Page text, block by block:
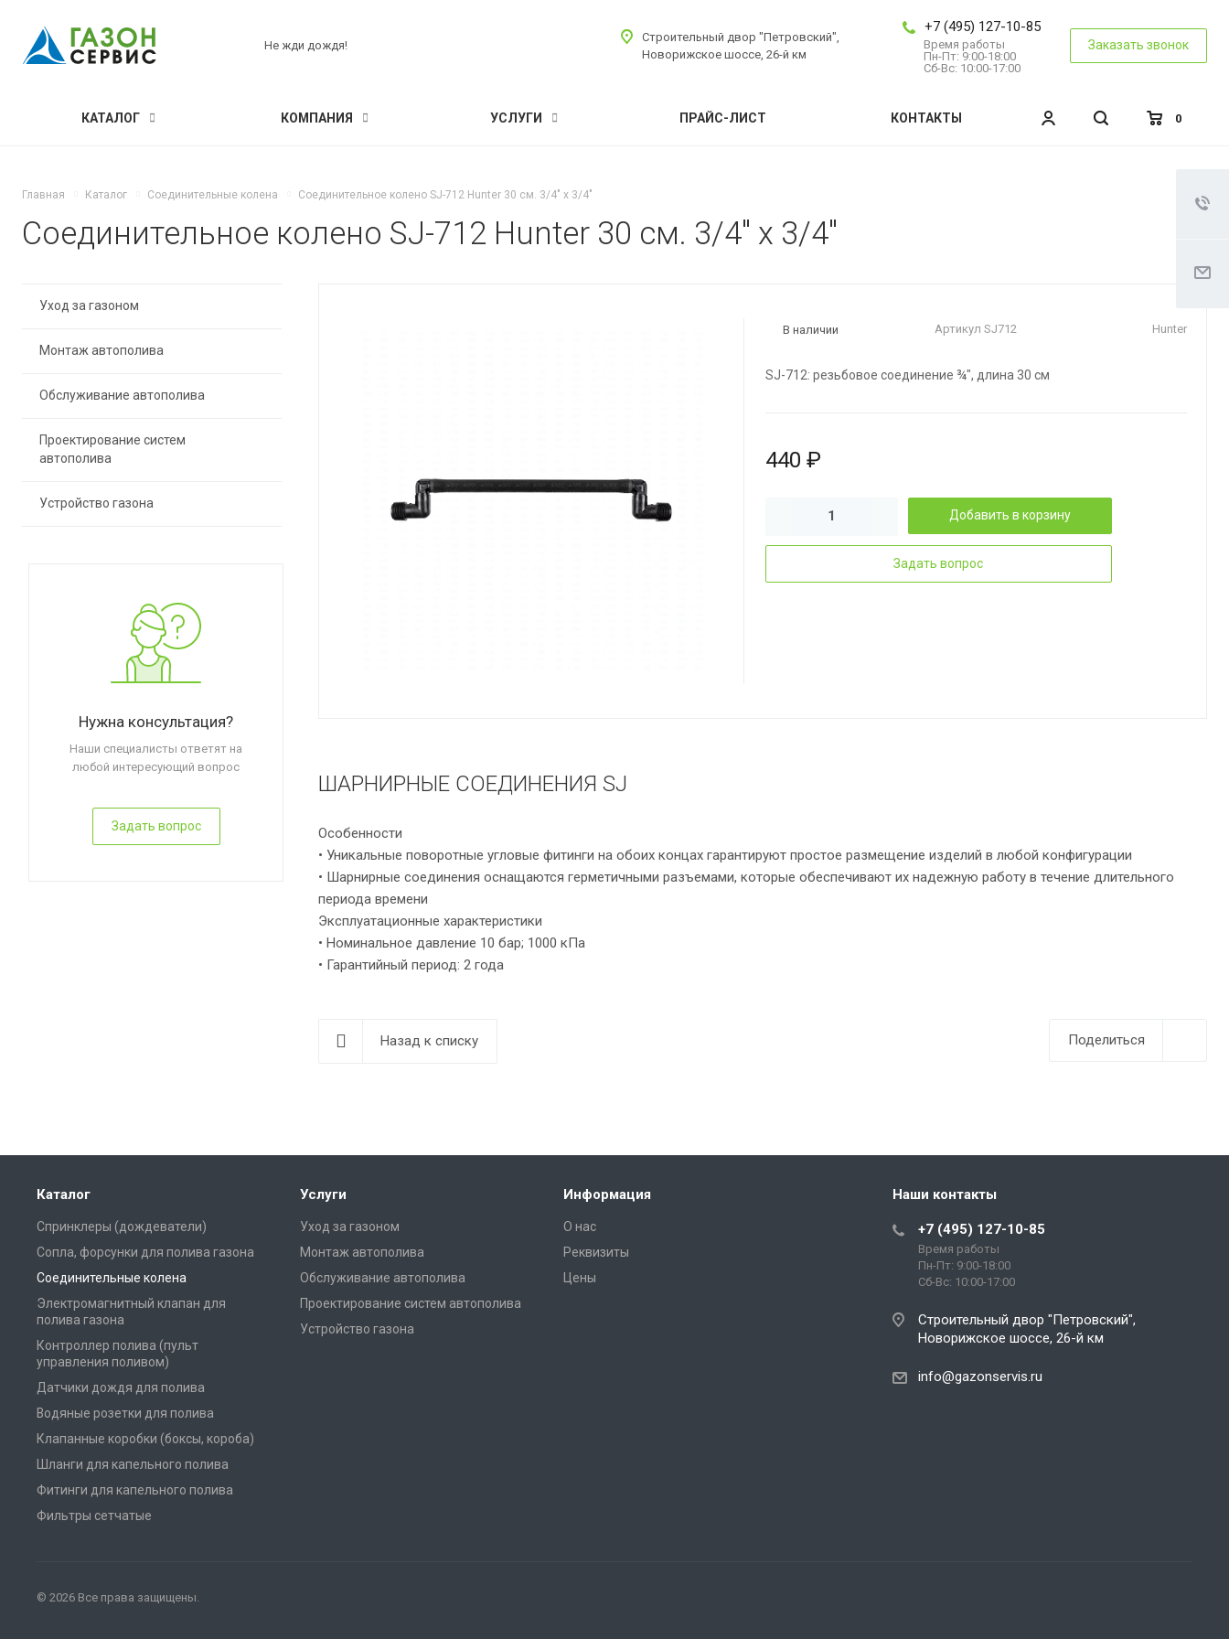
Не жди дождя!
+7 (495) 127-10-85
Время работы
Пн-Пт: 9:00-18:00
Сб-Вс: 10:00-17:00
Заказать звонок
Строительный двор "Петровский",
Новорижское шоссе, 26-й км
0
КАТАЛОГ КОМПАНИЯ УСЛУГИ ПРАЙС-ЛИСТ КОНТАКТЫ
Главная Каталог Соединительные колена Соединительное колено SJ-712 Hunter 30 см. 3/4" х 3/4"
Соединительное колено SJ-712 Hunter 30 см. 3/4" х 3/4"
В наличии Артикул SJ712 Hunter
SJ-712: резьбовое соединение ¾", длина 30 см
440 ₽
Добавить в корзину
Задать вопрос
ШАРНИРНЫЕ СОЕДИНЕНИЯ SJ
Особенности
• Уникальные поворотные угловые фитинги на обоих концах гарантируют простое размещение изделий в любой конфигурации
• Шарнирные соединения оснащаются герметичными разъемами, которые обеспечивают их надежную работу в течение длительного
периода времени
Эксплуатационные характеристики
• Номинальное давление 10 бар; 1000 кПа
• Гарантийный период: 2 года
Поделиться
Назад к списку
Уход за газоном
Монтаж автополива
Обслуживание автополива
Проектирование систем
автополива
Устройство газона
Нужна консультация?
Наши специалисты ответят на
любой интересующий вопрос
Задать вопрос
Каталог
Спринклеры (дождеватели)
Сопла, форсунки для полива газона
Соединительные колена
Электромагнитный клапан для
полива газона
Контроллер полива (пульт
управления поливом)
Датчики дождя для полива
Водяные розетки для полива
Клапанные коробки (боксы, короба)
Шланги для капельного полива
Фитинги для капельного полива
Фильтры сетчатые
Услуги
Уход за газоном
Монтаж автополива
Обслуживание автополива
Проектирование систем автополива
Устройство газона
Информация
О нас
Реквизиты
Цены
Наши контакты
+7 (495) 127-10-85
Время работы
Пн-Пт: 9:00-18:00
Сб-Вс: 10:00-17:00
Строительный двор "Петровский",
Новорижское шоссе, 26-й км
info@gazonservis.ru
© 2026 Все права защищены.